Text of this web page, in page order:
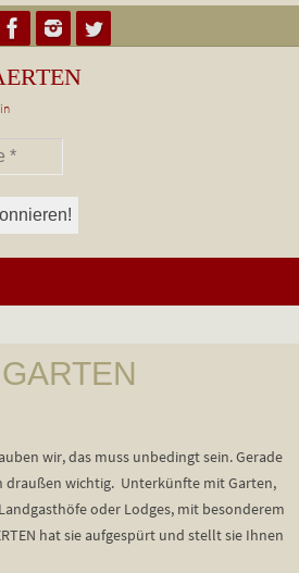
wir, das muss unbedingt sein. Gerade
draußen wichtig. Unterkünfte mit Garten,
oder Lodges, mit besonderem
hat sie aufgespürt und stellt sie Ihnen